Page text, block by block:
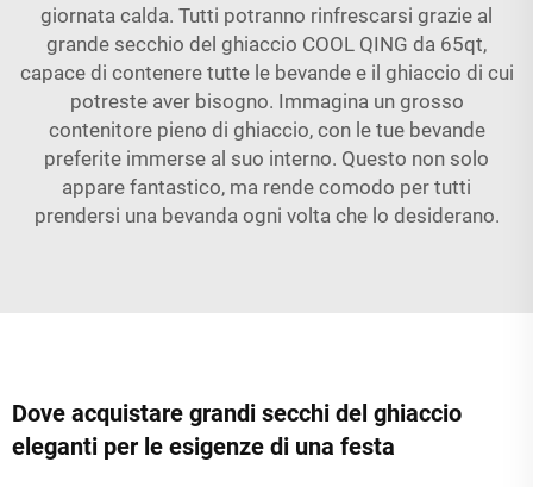
giornata calda. Tutti potranno rinfrescarsi grazie al
grande secchio del ghiaccio COOL QING da 65qt,
capace di contenere tutte le bevande e il ghiaccio di cui
potreste aver bisogno. Immagina un grosso
contenitore pieno di ghiaccio, con le tue bevande
preferite immerse al suo interno. Questo non solo
appare fantastico, ma rende comodo per tutti
prendersi una bevanda ogni volta che lo desiderano.
Dove acquistare grandi secchi del ghiaccio
eleganti per le esigenze di una festa